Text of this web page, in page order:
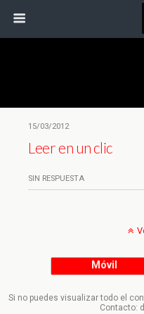
15/03/2012
Leer en un clic
SIN RESPUESTA
Móvil
Si no puedes visualizar todo el
Contacto: